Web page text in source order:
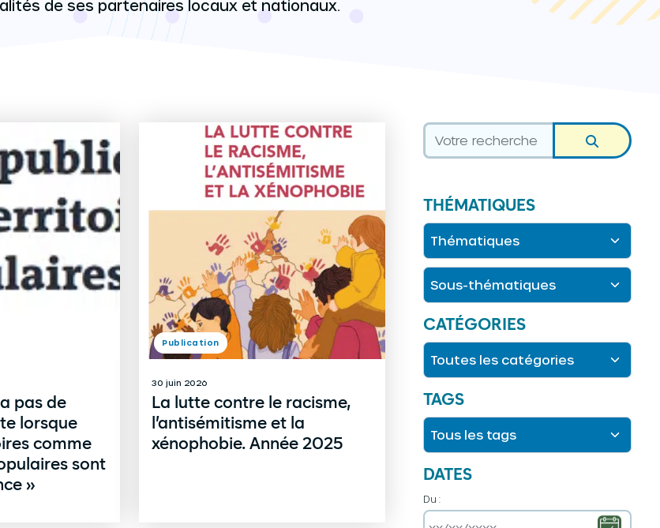
de ses partenaires locaux et nationaux.
pas de
lorsque
comme
sont
»
30 juin 2026
La lutte contre le racisme,
l’antisémitisme et la
xénophobie. Année 2025
Publication
THÉMATIQUES
CATÉGORIES
TAGS
DATES
Du :